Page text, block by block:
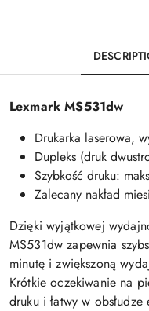
Lexmark MS531dw
Drukarka laserowa,
Dupleks (druk
Szybkość druku:
Zalecany nakład
Dzięki wyjątkowej
MS531dw zapewnia
minutę i zwiększoną
Krótkie oczekiwanie na
druku i łatwy w